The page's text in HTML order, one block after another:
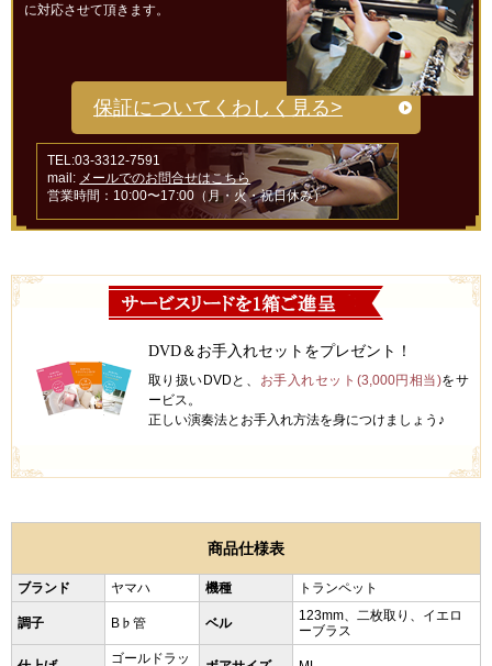
に対応させて頂きます。
保証についてくわしく見る>
TEL:03-3312-7591
mail: メールでのお問合せはこちら
営業時間：10:00〜17:00（月・火・祝日休み）
DVD＆お手入れセットをプレゼント！
取り扱いDVDと、 お手入れセット(3,000円相当)をサ
ービス。
正しい演奏法とお手入れ方法を身につけましょう♪
商品仕様表
ブランド ヤマハ 機種 トランペット
調子 B♭管 ベル
123mm、二枚取り、イエロ
ーブラス
ゴールドラッ